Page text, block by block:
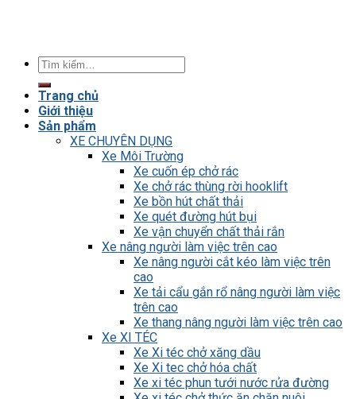
Tìm
Trang chủ
Giới thiệu
Sản phẩm
XE CHUYÊN DỤNG
Xe Môi Trường
Xe cuốn ép chở rác
Xe chở rác thùng rời hooklift
Xe bồn hút chất thải
Xe quét đường hút bụi
Xe vận chuyển chất thải rắn
Xe nâng người làm việc trên cao
Xe nâng người cắt kéo làm việc trên
cao
Xe tải cẩu gắn rổ nâng người làm việc
trên cao
Xe thang nâng người làm việc trên cao
Xe XI TÉC
Xe Xi téc chở xăng dầu
Xe Xi tec chở hóa chất
Xe xi téc phun tưới nước rửa đường